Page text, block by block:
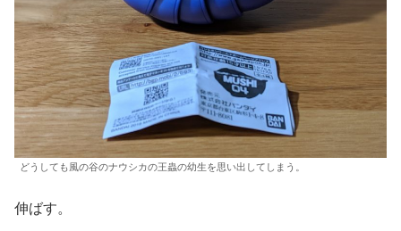
どうしても風の谷のナウシカの王蟲の幼生を思い出してしまう。
伸ばす。